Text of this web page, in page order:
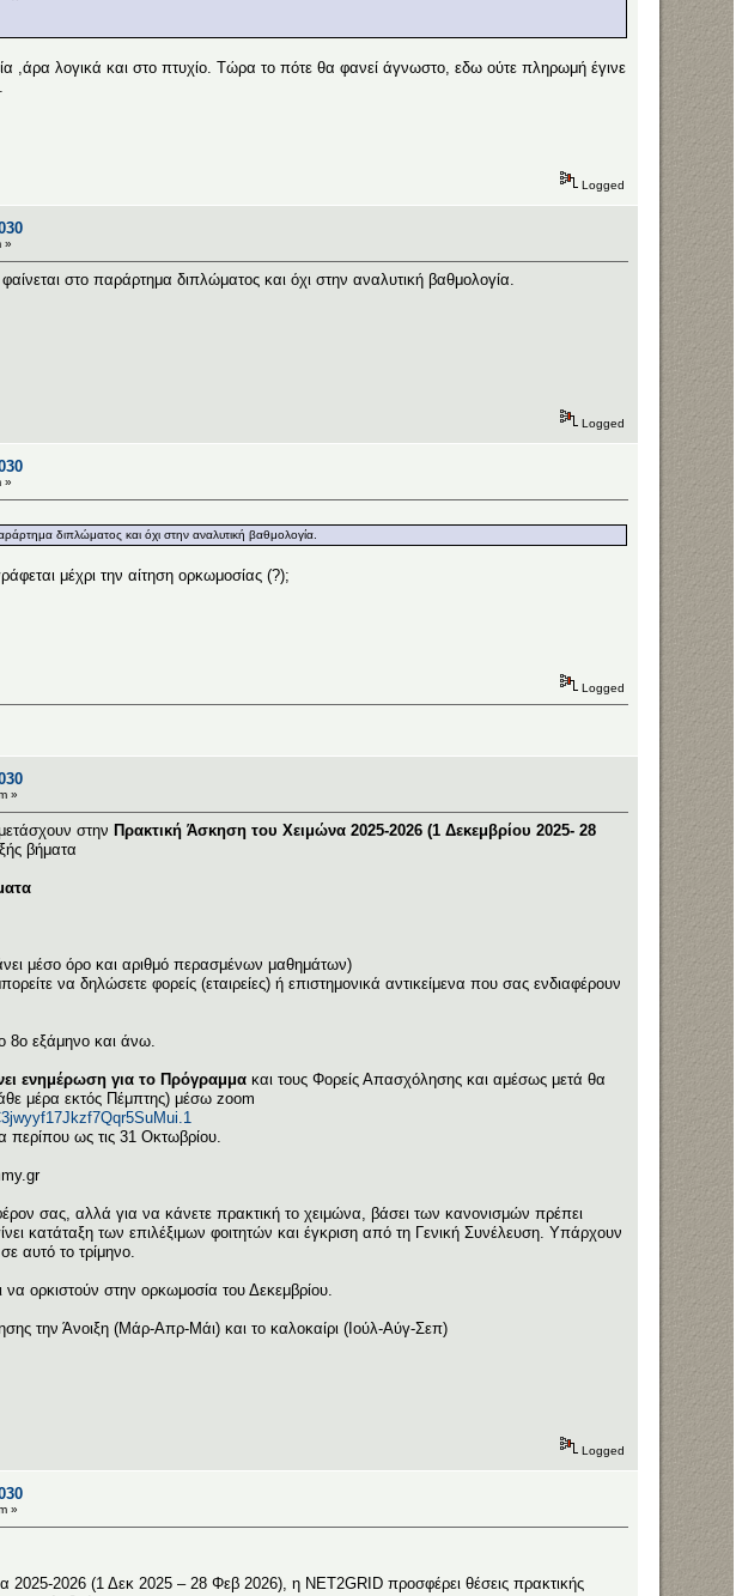
,άρα λογικά και στο πτυχίο. Τώρα το πότε θα φανεί άγνωστο, εδω ούτε πληρωμή έγινε
Logged
»
στο παράρτημα διπλώματος και όχι στην αναλυτική βαθμολογία.
Logged
»
διπλώματος και όχι στην αναλυτική βαθμολογία.
μέχρι την αίτηση ορκωμοσίας (?);
Logged
»
στην Πρακτική Άσκηση του Χειμώνα 2025-2026 (1 Δεκεμβρίου 2025- 28
βήματα
μέσο όρο και αριθμό περασμένων μαθημάτων)
να δηλώσετε φορείς (εταιρείες) ή επιστημονικά αντικείμενα που σας ενδιαφέρουν
8ο εξάμηνο και άνω.
ενημέρωση για το Πρόγραμμα και τους Φορείς Απασχόλησης και αμέσως μετά θα
μέρα εκτός Πέμπτης) μέσω zoom
περίπου ως τις 31 Οκτωβρίου.
σας, αλλά για να κάνετε πρακτική το χειμώνα, βάσει των κανονισμών πρέπει
κατάταξη των επιλέξιμων φοιτητών και έγκριση από τη Γενική Συνέλευση. Υπάρχουν
σε αυτό το τρίμηνο.
ορκιστούν στην ορκωμοσία του Δεκεμβρίου.
την Άνοιξη (Μάρ-Απρ-Μάι) και το καλοκαίρι (Ιούλ-Αύγ-Σεπ)
Logged
»
2025-2026 (1 Δεκ 2025 – 28 Φεβ 2026), η NET2GRID προσφέρει θέσεις πρακτικής